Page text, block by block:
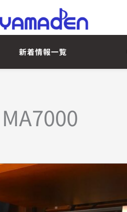
新着情報一覧